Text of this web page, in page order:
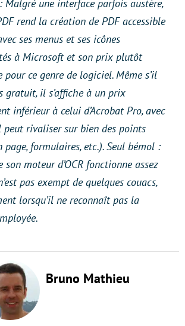
une interface parfois austère,
rend la création de PDF accessible
ses menus et ses icônes
à Microsoft et son prix plutôt
pour ce genre de logiciel. Même s’il
gratuit, il s’affiche à un prix
inférieur à celui d’Acrobat Pro, avec
peut rivaliser sur bien des points
page, formulaires, etc.). Seul bémol :
son moteur d’OCR fonctionne assez
pas exempt de quelques couacs,
lorsqu’il ne reconnaît pas la
Bruno Mathieu